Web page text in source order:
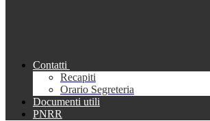
Contatti
Recapiti
Orario Segreteria
Documenti utili
PNRR